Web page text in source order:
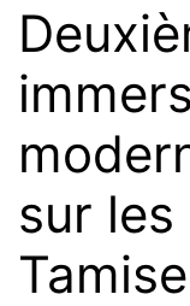
sur les
Tamise